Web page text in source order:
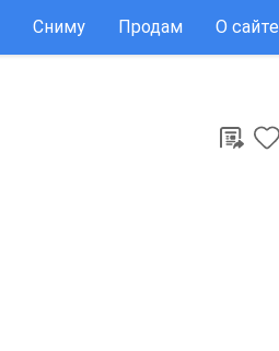
Сниму Продам О сайте